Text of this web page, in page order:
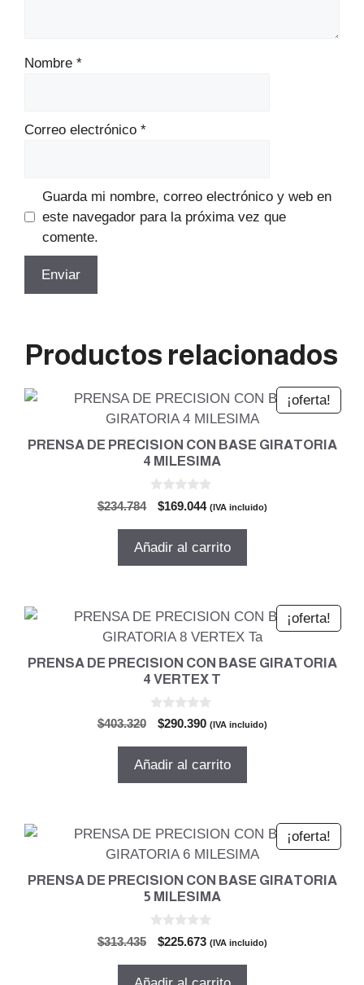
Nombre *
Correo electrónico *
Guarda mi nombre, correo electrónico y web en
este navegador para la próxima vez que
comente.
Productos relacionados
¡oferta!
PRENSA DE PRECISION CON BASE GIRATORIA
4 MILESIMA
$234.784
El
original
$169.044El
actual
(IVA incluido)
Añadir al carrito
¡oferta!
PRENSA DE PRECISION CON BASE GIRATORIA
4 VERTEX T
$403.320
El
original
$290.390El
actual
(IVA incluido)
Añadir al carrito
¡oferta!
PRENSA DE PRECISION CON BASE GIRATORIA
5 MILESIMA
$313.435
El
original
$225.673El
actual
(IVA incluido)